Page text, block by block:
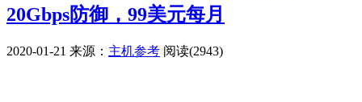
20Gbps防御，99美元每月
2020-01-21 来源： 主机参考 阅读(2943)